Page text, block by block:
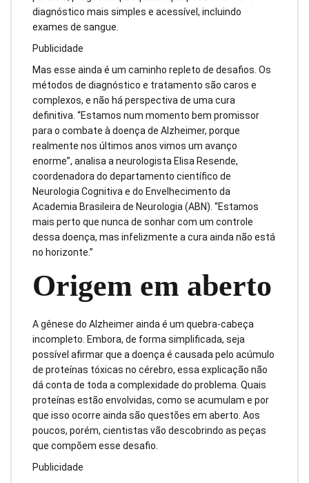
diagnóstico mais simples e acessível, incluindo
exames de sangue.
Publicidade
Mas esse ainda é um caminho repleto de desafios. Os
métodos de diagnóstico e tratamento são caros e
complexos, e não há perspectiva de uma cura
definitiva. “Estamos num momento bem promissor
para o combate à doença de Alzheimer, porque
realmente nos últimos anos vimos um avanço
enorme”, analisa a neurologista Elisa Resende,
coordenadora do departamento científico de
Neurologia Cognitiva e do Envelhecimento da
Academia Brasileira de Neurologia (ABN). “Estamos
mais perto que nunca de sonhar com um controle
dessa doença, mas infelizmente a cura ainda não está
no horizonte.”
Origem em aberto
A gênese do Alzheimer ainda é um quebra-cabeça
incompleto. Embora, de forma simplificada, seja
possível afirmar que a doença é causada pelo acúmulo
de proteínas tóxicas no cérebro, essa explicação não
dá conta de toda a complexidade do problema. Quais
proteínas estão envolvidas, como se acumulam e por
que isso ocorre ainda são questões em aberto. Aos
poucos, porém, cientistas vão descobrindo as peças
que compõem esse desafio.
Publicidade